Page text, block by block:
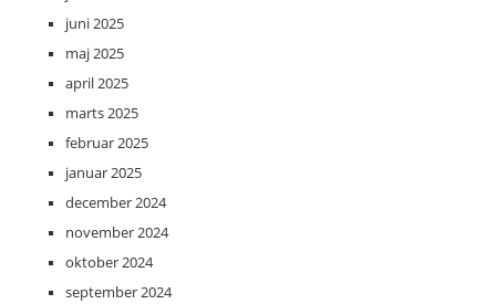
juni 2025
maj 2025
april 2025
marts 2025
februar 2025
januar 2025
december 2024
november 2024
oktober 2024
september 2024